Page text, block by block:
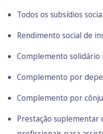
Todos os subsídios
Rendimento social de
Complemento solidário
Complemento por
Complemento por
Prestação suplementar